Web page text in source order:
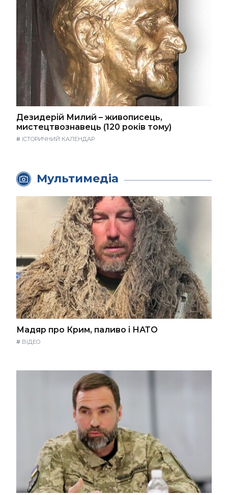
Дезидерій Милий – живописець,
мистецтвознавець (120 років тому)
# ІСТОРИЧНИЙ КАЛЕНДАР
Мультимедіа
Мадяр про Крим, паливо і НАТО
# ВІДЕО